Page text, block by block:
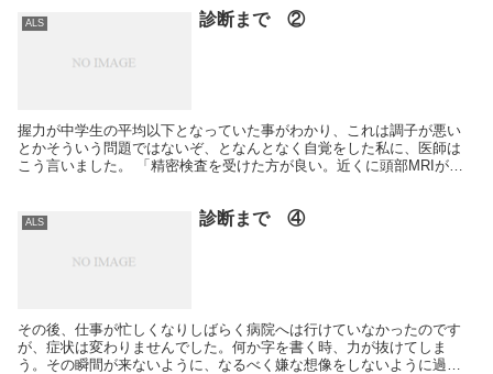
ALS 診断まで ②
握力が中学生の平均以下となっていた事がわかり、これは調子が悪い
とかそういう問題ではないぞ、となんとなく自覚をした私に、医師は
こう言いました。 「精密検査を受けた方が良い。近くに頭部MRIが撮
ALS 診断まで ④
その後、仕事が忙しくなりしばらく病院へは行けていなかったのです
が、症状は変わりませんでした。何か字を書く時、力が抜けてしま
う。その瞬間が来ないように、なるべく嫌な想像をしないように過ご